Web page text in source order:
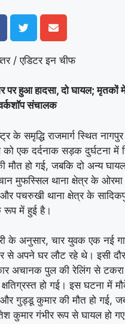
/ एडिटर इन चीफ
पर हुआ हादसा, दो घायल; मृतकों
संचालक
के समृद्धि राजमार्ग स्थित नागपुर
एक दर्दनाक सड़क दुर्घटना में
मौत हो गई, जबकि दो अन्य
मुफस्सिल थाना क्षेत्र के ओरमा
पचरुखी थाना क्षेत्र के
में हुई है।
के अनुसार, चार युवक एक नई
से अपने घर लौट रहे थे। इसी
अचानक पुल की रेलिंग से
क्षतिग्रस्त हो गई। इस घटना में
गुड्डू कुमार की मौत हो गई,
कुमार गंभीर रूप से घायल हो